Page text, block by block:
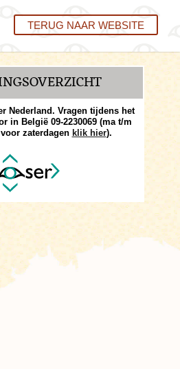
TERUG NAAR WEBSITE
Nederland. Vragen tijdens het
in België 09-2230069 (ma t/m
zaterdagen klik hier).